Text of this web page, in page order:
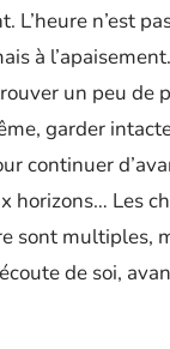
L’heure n’est
à
un peu de
garder
continuer
horizons… Les
sont multiples,
de soi,